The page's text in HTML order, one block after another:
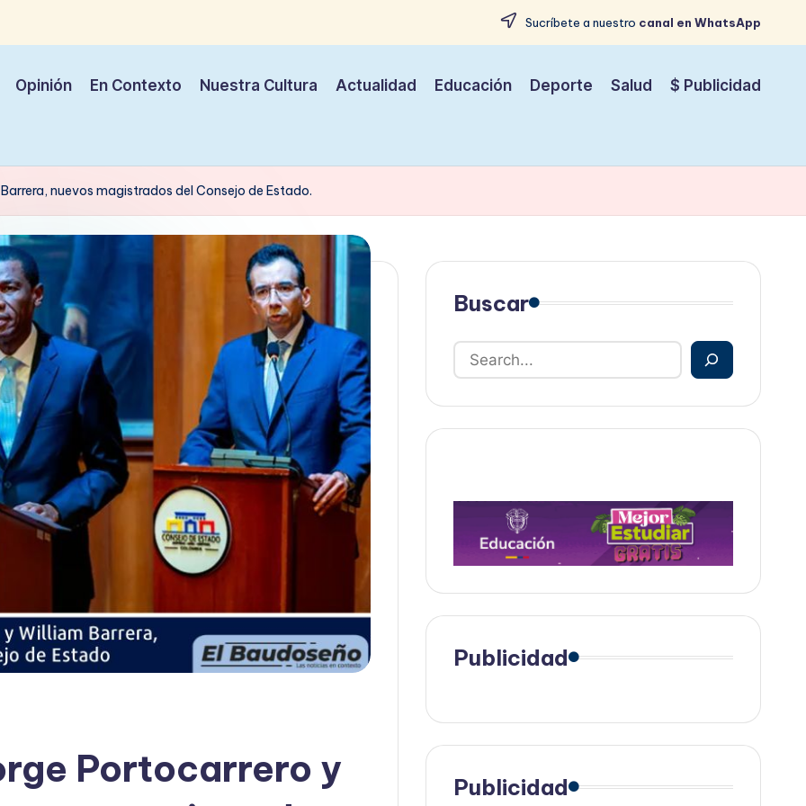
Sucríbete a nuestro canal en WhatsApp
Opinión En Contexto Nuestra Cultura Actualidad Educación Deporte Salud $ Publicidad
nuevos magistrados del Consejo de Estado.
Portocarrero y
Buscar
Publicidad
Publicidad